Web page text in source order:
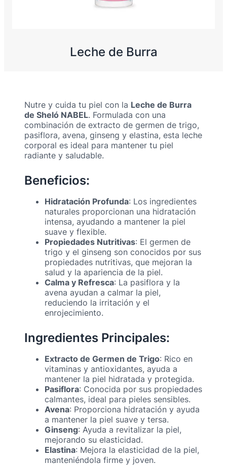
Leche de Burra
Nutre y cuida tu piel con la Leche de Burra
de Sheló NABEL. Formulada con una
combinación de extracto de germen de trigo,
pasiflora, avena, ginseng y elastina, esta leche
corporal es ideal para mantener tu piel
radiante y saludable.
Beneficios:
Hidratación Profunda: Los ingredientes
naturales proporcionan una hidratación
intensa, ayudando a mantener la piel
suave y flexible.
Propiedades Nutritivas: El germen de
trigo y el ginseng son conocidos por sus
propiedades nutritivas, que mejoran la
salud y la apariencia de la piel.
Calma y Refresca: La pasiflora y la
avena ayudan a calmar la piel,
reduciendo la irritación y el
enrojecimiento.
Ingredientes Principales:
Extracto de Germen de Trigo: Rico en
vitaminas y antioxidantes, ayuda a
mantener la piel hidratada y protegida.
Pasiflora: Conocida por sus propiedades
calmantes, ideal para pieles sensibles.
Avena: Proporciona hidratación y ayuda
a mantener la piel suave y tersa.
Ginseng: Ayuda a revitalizar la piel,
mejorando su elasticidad.
Elastina: Mejora la elasticidad de la piel,
manteniéndola firme y joven.